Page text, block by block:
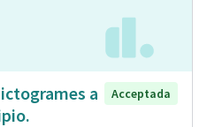
a
Acceptada